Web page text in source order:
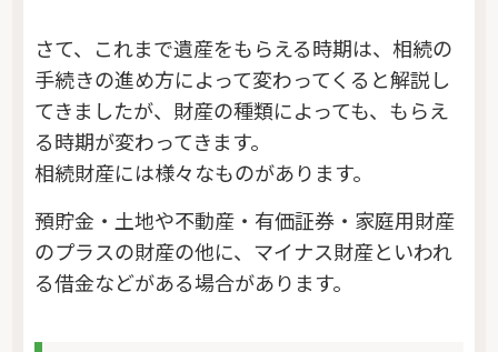
さて、これまで遺産をもらえる時期は、相続の
手続きの進め方によって変わってくると解説し
てきましたが、財産の種類によっても、もらえ
る時期が変わってきます。
相続財産には様々なものがあります。
預貯金・土地や不動産・有価証券・家庭用財産
のプラスの財産の他に、マイナス財産といわれ
る借金などがある場合があります。